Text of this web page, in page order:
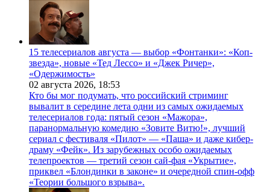
15 телесериалов августа — выбор «Фонтанки»: «Коп-
звезда», новые «Тед Лессо» и «Джек Ричер»,
«Одержимость»
02 августа 2026, 18:53
Кто бы мог подумать, что российский стриминг
вывалит в середине лета одни из самых ожидаемых
телесериалов года: пятый сезон «Мажора»,
паранормальную комедию «Зовите Витю!», лучший
сериал с фестиваля «Пилот» — «Паша» и даже кибер-
драму «Фейк». Из зарубежных особо ожидаемых
телепроектов — третий сезон сай-фая «Укрытие»,
приквел «Блондинки в законе» и очередной спин-офф
«Теории большого взрыва».